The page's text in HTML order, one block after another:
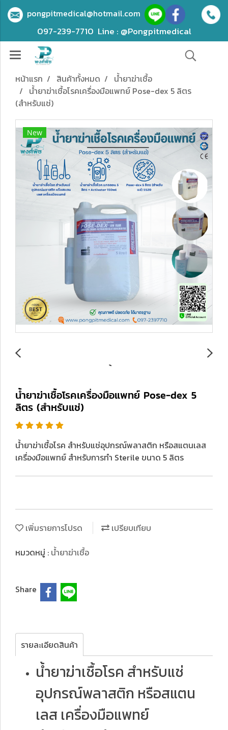
pongpitmedical@hotmail.com
097-239-7710 Line : @Pongpitmedical
หน้าแรก สินค้าทั้งหมด
น้ำยาฆ่าเชื้อ
น้ำยาฆ่าเชื้อโรคเครื่องมือแพทย์ Pose-dex 5 ลิตร
(สำหรับแช่)
New
น้ำยาฆ่าเชื้อโรคเครื่องมือแพทย์ Pose-dex 5
ลิตร (สำหรับแช่)
น้ำยาฆ่าเชื้อโรค สำหรับแช่อุปกรณ์พลาสติก หรือสแตนเลส
เครื่องมือแพทย์ สำหรับการทำ Sterile ขนาด 5 ลิตร
เพิ่มรายการโปรด
เปรียบเทียบ
หมวดหมู่ : น้ำยาฆ่าเชื้อ
Share
รายละเอียดสินค้า
น้ำยาฆ่าเชื้อโรค สำหรับแช่
อุปกรณ์พลาสติก หรือสแตน
เลส เครื่องมือแพทย์